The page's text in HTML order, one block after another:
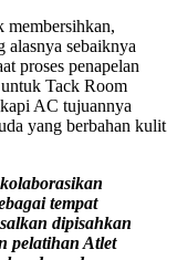
membersihkan,
alasnya sebaiknya
proses penapelan
untuk Tack Room
AC tujuannya
yang berbahan kulit
tempat
dipisahkan
pelatihan Atlet